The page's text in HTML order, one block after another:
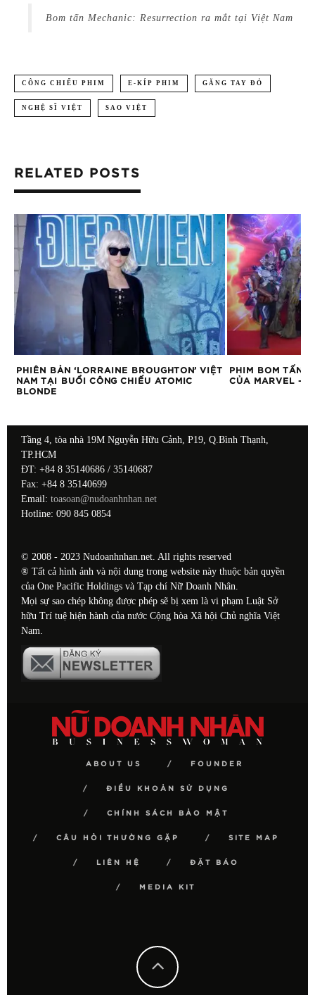
Bom tấn Mechanic: Resurrection ra mắt tại Việt Nam
CÔNG CHIẾU PHIM E-KÍP PHIM GĂNG TAY ĐỎ
NGHỆ SĨ VIỆT SAO VIỆT
RELATED POSTS
PHIÊN BẢN ‘LORRAINE BROUGHTON’ VIỆT
NAM TẠI BUỔI CÔNG CHIẾU ATOMIC
BLONDE
PHIM BOM TẤN
CỦA MARVEL –
Tầng 4, tòa nhà 19M Nguyễn Hữu Cảnh, P19, Q.Bình Thạnh,
TP.HCM
ĐT: +84 8 35140686 / 35140687
Fax: +84 8 35140699
Email: toasoan@nudoanhnhan.net
Hotline: 090 845 0854
© 2008 - 2023 Nudoanhnhan.net. All rights reserved
® Tất cả hình ảnh và nội dung trong website này thuộc bản quyền
của One Pacific Holdings và Tạp chí Nữ Doanh Nhân.
Mọi sự sao chép không được phép sẽ bị xem là vi phạm Luật Sở
hữu Trí tuệ hiện hành của nước Cộng hòa Xã hội Chủ nghĩa Việt
Nam.
ABOUT US FOUNDER
ĐIỀU KHOẢN SỬ DỤNG
CHÍNH SÁCH BẢO MẬT
CÂU HỎI THƯỜNG GẶP SITE MAP
LIÊN HỆ ĐẶT BÁO
MEDIA KIT